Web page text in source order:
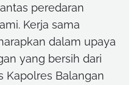
peredaran
Kerja sama
dalam upaya
yang bersih dari
Kapolres Balangan